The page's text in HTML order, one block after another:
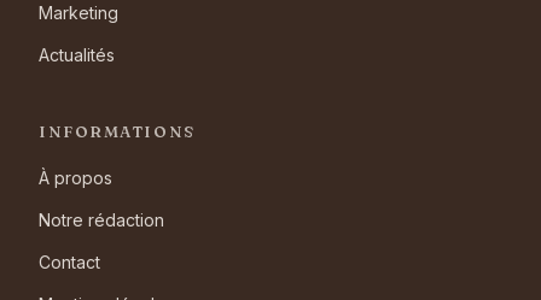
Marketing
Actualités
INFORMATIONS
À propos
Notre rédaction
Contact